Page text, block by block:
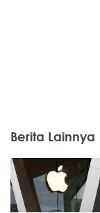
Berita Lainnya